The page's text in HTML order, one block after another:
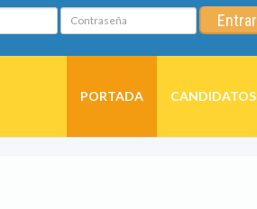
Contraseña Entrar
PORTADA CANDIDATOS